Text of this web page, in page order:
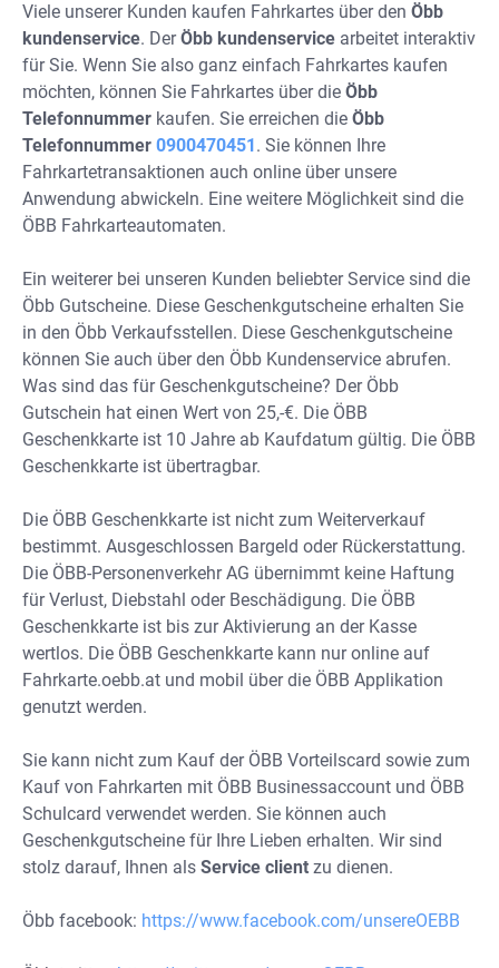
Viele unserer Kunden kaufen Fahrkartes über den Öbb
kundenservice. DerÖbb kundenservice arbeitet interaktiv
für Sie. Wenn Sie also ganz einfach Fahrkartes kaufen
möchten, können Sie Fahrkartes über die Öbb
Telefonnummer kaufen. Sie erreichen die Öbb
Telefonnummer 0900470451. Sie können Ihre
Fahrkartetransaktionen auch online über unsere
Anwendung abwickeln. Eine weitere Möglichkeit sind die
ÖBB Fahrkarteautomaten.
Ein weiterer bei unseren Kunden beliebter Service sind die
Öbb Gutscheine. Diese Geschenkgutscheine erhalten Sie
in den Öbb Verkaufsstellen. Diese Geschenkgutscheine
können Sie auch über den Öbb Kundenservice abrufen.
Was sind das für Geschenkgutscheine? Der Öbb
Gutschein hat einen Wert von 25,-€. Die ÖBB
Geschenkkarte ist 10 Jahre ab Kaufdatum gültig. Die ÖBB
Geschenkkarte ist übertragbar.
Die ÖBB Geschenkkarte ist nicht zum Weiterverkauf
bestimmt. Ausgeschlossen Bargeld oder Rückerstattung.
Die ÖBB-Personenverkehr AG übernimmt keine Haftung
für Verlust, Diebstahl oder Beschädigung. Die ÖBB
Geschenkkarte ist bis zur Aktivierung an der Kasse
wertlos. Die ÖBB Geschenkkarte kann nur online auf
Fahrkarte.oebb.at und mobil über die ÖBB Applikation
genutzt werden.
Sie kann nicht zum Kauf der ÖBB Vorteilscard sowie zum
Kauf von Fahrkarten mit ÖBB Businessaccount und ÖBB
Schulcard verwendet werden. Sie können auch
Geschenkgutscheine für Ihre Lieben erhalten. Wir sind
stolz darauf, Ihnen als Service client zu dienen.
Öbb facebook: https://www.facebook.com/unsereOEBB